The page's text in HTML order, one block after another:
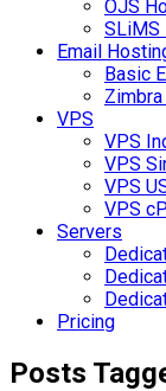
OJS
SLiMS
Email
Basic
VPS
VPS
VPS
VPS
VPS
Servers
Pricing
Posts